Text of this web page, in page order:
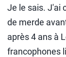
Je le sais. J'ai
de merde
après 4 ans à
francophones